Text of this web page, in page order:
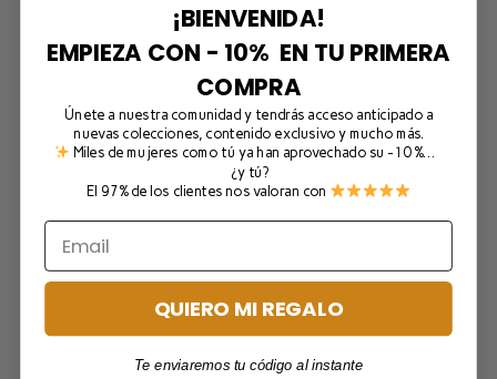
¡BIENVENIDA!
EMPIEZA CON - 10% EN TU PRIMERA
COMPRA
Únete a nuestra comunidad y tendrás acceso anticipado a
nuevas colecciones, contenido exclusivo y mucho más.
Miles de mujeres como tú ya han aprovechado su -10 %…
¿y tú?
El 97% de los clientes nos valoran con
QUIERO MI REGALO
Te enviaremos tu código al instante